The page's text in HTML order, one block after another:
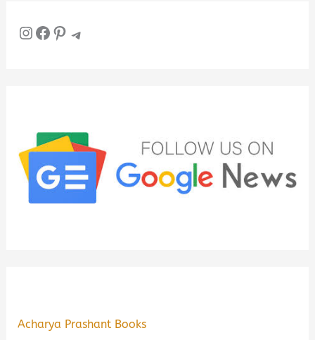
InstagramFacebook Pinterest Telegram
Acharya Prashant Books